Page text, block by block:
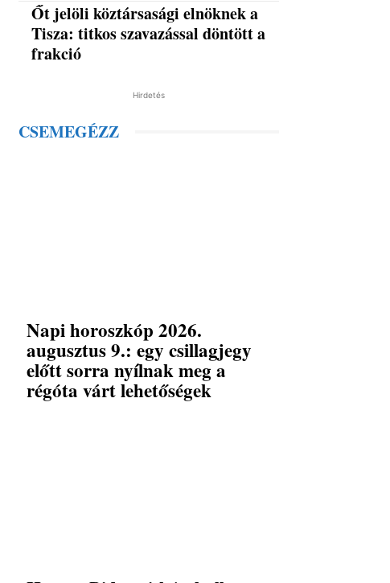
Őt jelöli köztársasági elnöknek a
Tisza: titkos szavazással döntött a
frakció
Hirdetés
CSEMEGÉZZ
Napi horoszkóp 2026.
augusztus 9.: egy csillagjegy
előtt sorra nyílnak meg a
régóta várt lehetőségek